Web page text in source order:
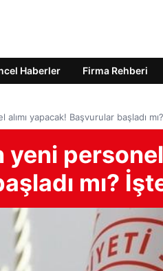
Haberler Firma Rehberi
alımı yapacak! Başvurular başladı
yeni personel
mı?